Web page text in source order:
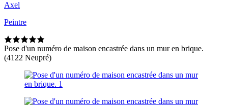
Axel
Peintre
Pose d'un numéro de maison encastrée dans un mur en brique.
(4122 Neupré)